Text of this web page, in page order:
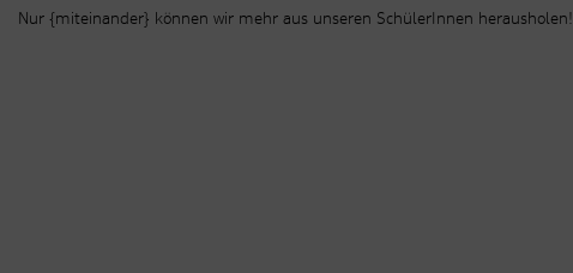
Nur {miteinander} können wir mehr aus unseren SchülerInnen herausholen!